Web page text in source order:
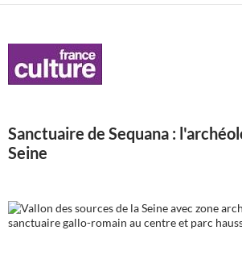
Sanctuaire de Sequana :
Seine